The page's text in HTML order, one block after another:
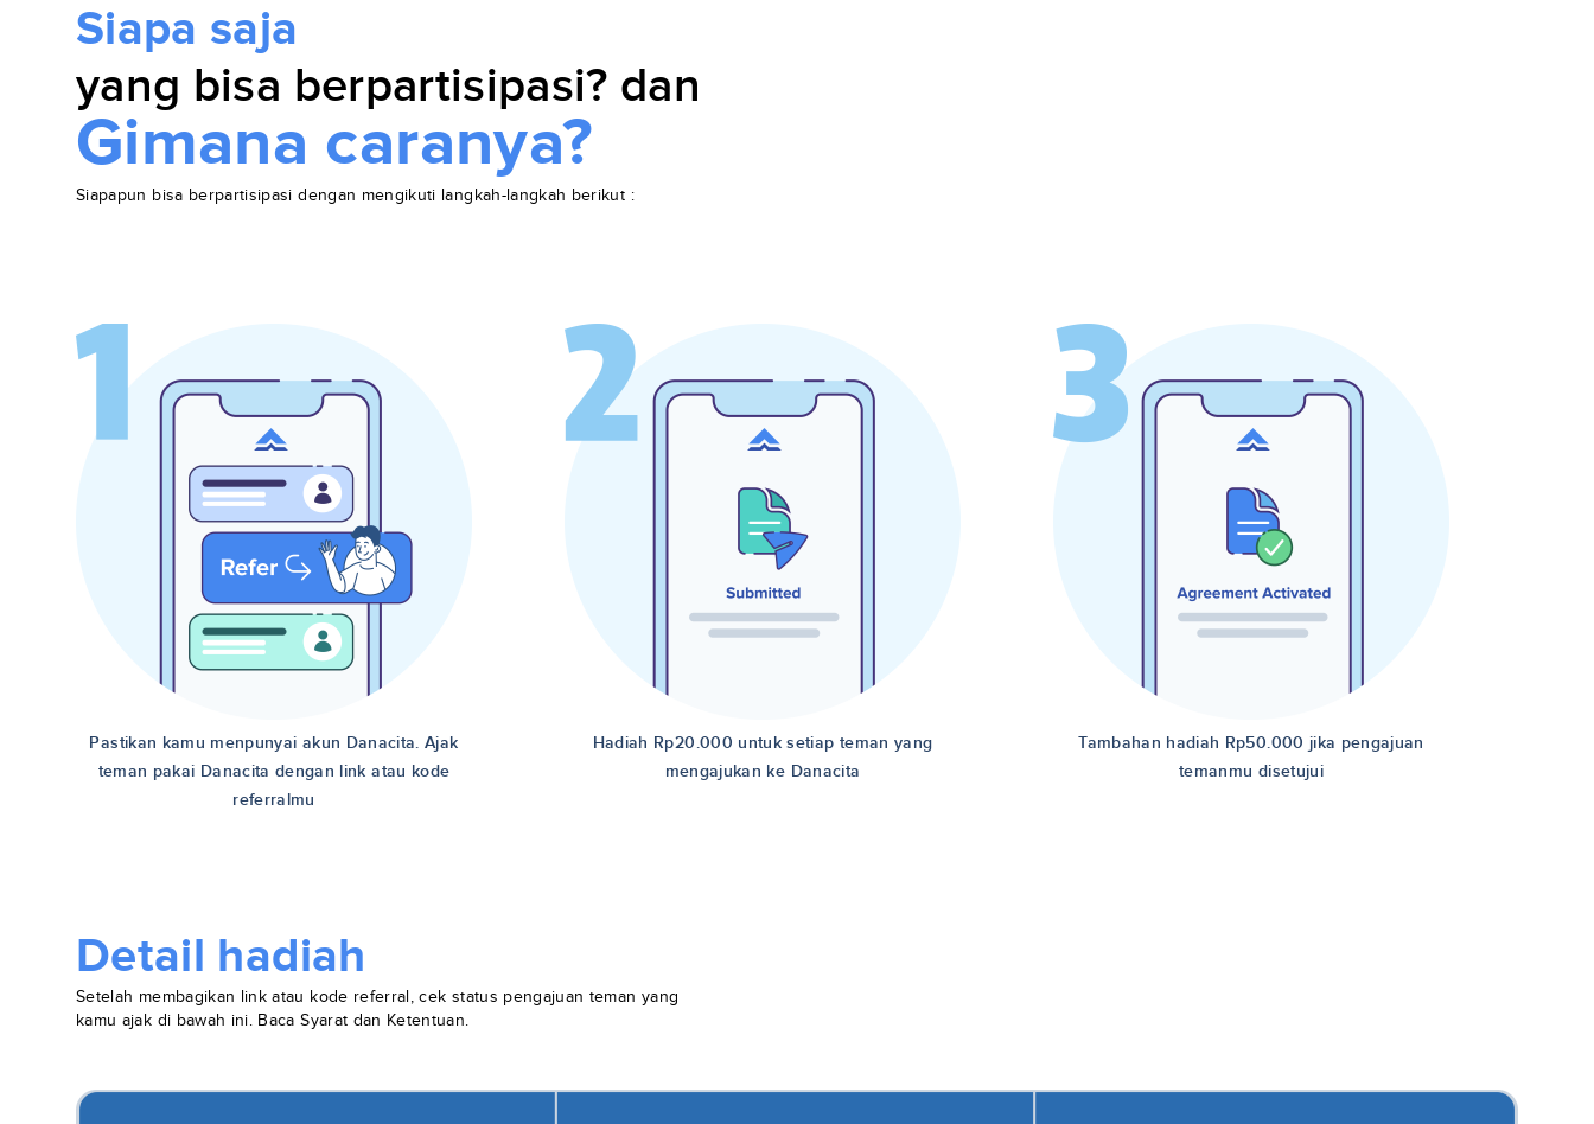
Siapa saja
yang bisa berpartisipasi? dan
Gimana caranya?
Siapapun bisa berpartisipasi dengan mengikuti langkah-langkah berikut :
Pastikan kamu menpunyai akun Danacita. Ajak
teman pakai Danacita dengan link atau kode
referralmu
Hadiah Rp20.000 untuk setiap teman yang
mengajukan ke Danacita
Tambahan hadiah Rp50.000 jika pengajuan
temanmu disetujui
Detail hadiah
Setelah membagikan link atau kode referral, cek status pengajuan teman yang
kamu ajak di bawah ini. Baca Syarat dan Ketentuan.